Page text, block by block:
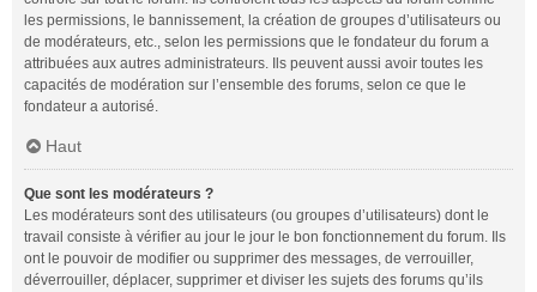
les permissions, le bannissement, la création de groupes d’utilisateurs ou
de modérateurs, etc., selon les permissions que le fondateur du forum a
attribuées aux autres administrateurs. Ils peuvent aussi avoir toutes les
capacités de modération sur l’ensemble des forums, selon ce que le
fondateur a autorisé.
Haut
Que sont les modérateurs ?
Les modérateurs sont des utilisateurs (ou groupes d’utilisateurs) dont le
travail consiste à vérifier au jour le jour le bon fonctionnement du forum. Ils
ont le pouvoir de modifier ou supprimer des messages, de verrouiller,
déverrouiller, déplacer, supprimer et diviser les sujets des forums qu’ils